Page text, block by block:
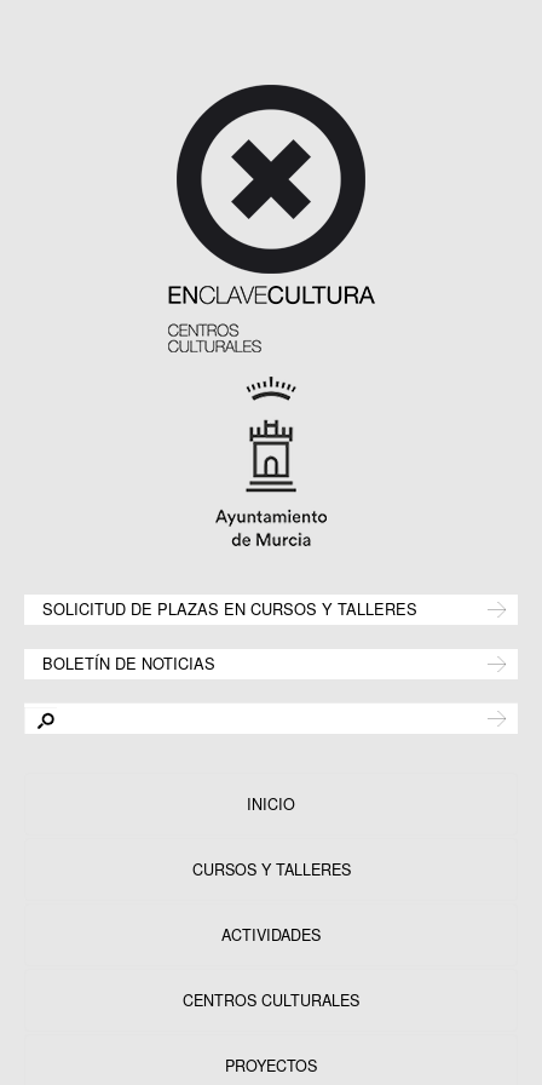
SOLICITUD DE PLAZAS EN CURSOS Y TALLERES
BOLETÍN DE NOTICIAS
INICIO
CURSOS Y TALLERES
ACTIVIDADES
CENTROS CULTURALES
PROYECTOS